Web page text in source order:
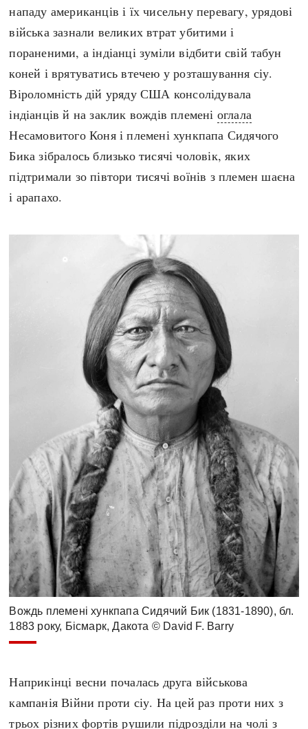
нападу американців і їх чисельну перевагу, урядові
війська зазнали великих втрат убитими і
пораненими, а індіанці зуміли відбити свій табун
коней і врятуватись втечею у розташування сіу.
Віроломність дій уряду США консолідувала
індіанців й на заклик вождів племені оглала
Несамовитого Коня і племені хункпапа Сидячого
Бика зібралось близько тисячі чоловік, яких
підтримали зо півтори тисячі воїнів з племен шаєна
і арапахо.
Вождь племені хункпапа Сидячий Бик (1831-1890), бл.
1883 року, Бісмарк, Дакота © David F. Barry
Наприкінці весни почалась друга військова
кампанія Війни проти сіу. На цей раз проти них з
трьох різних фортів рушили підрозділи на чолі з